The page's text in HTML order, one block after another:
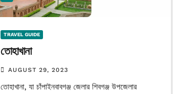
TRAVEL GUIDE
তোহাখানা
AUGUST 29, 2023
তোহাখানা, যা চাঁপাইনবাবগঞ্জ জেলার শিবগঞ্জ উপজেলার